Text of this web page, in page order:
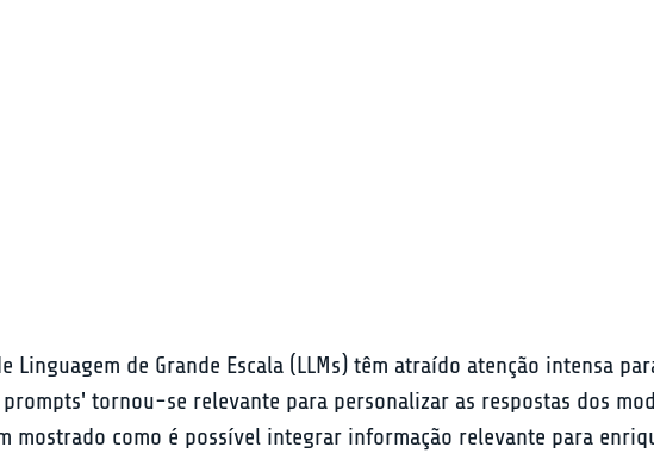
Linguagem de Grande Escala (LLMs) têm atraído atenção intensa
tornou-se relevante para personalizar as respostas dos
mostrado como é possível integrar informação relevante para